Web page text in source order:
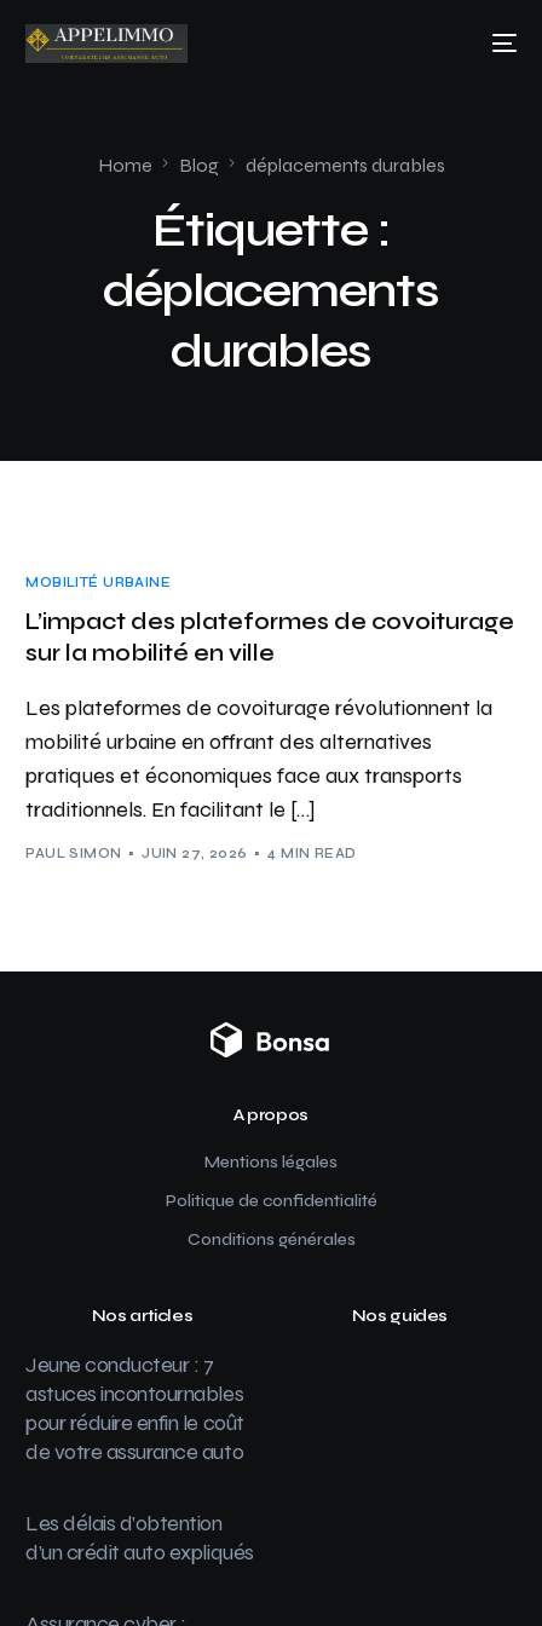
Home Blog déplacements durables
Étiquette :
déplacements
durables
MOBILITÉ URBAINE
L’impact des plateformes de covoiturage
sur la mobilité en ville
Les plateformes de covoiturage révolutionnent la
mobilité urbaine en offrant des alternatives
pratiques et économiques face aux transports
traditionnels. En facilitant le […]
PAUL SIMON JUIN 27, 2026 4 MIN READ
A propos
Mentions légales
Politique de confidentialité
Conditions générales
Nos articles
Jeune conducteur : 7
astuces incontournables
pour réduire enfin le coût
de votre assurance auto
Les délais d’obtention
d’un crédit auto expliqués
Nos guides